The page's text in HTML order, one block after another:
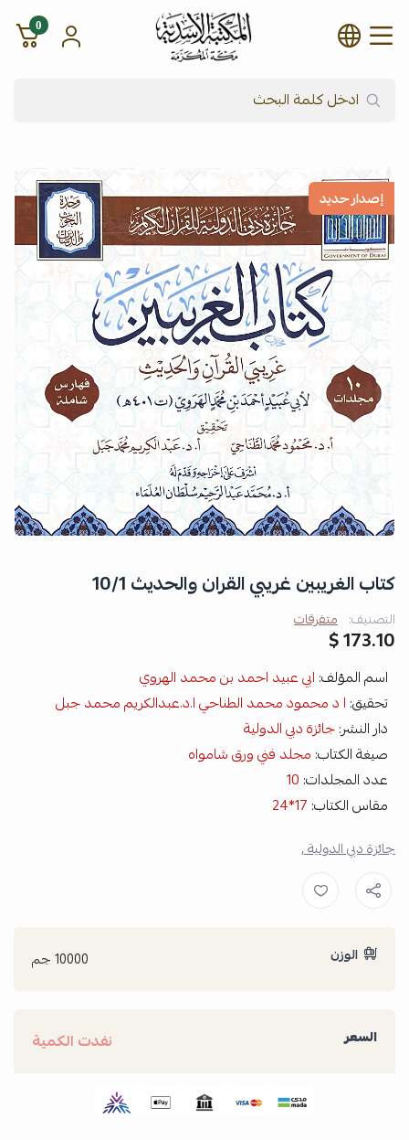
شركة المكتبة الأسدية للنشر
0
إصدار حديد
كتاب الغريبين غريبي القران والحديث 10/1
التصنيف: متفرقات
173.10 $
اسم المؤلف: ابي عبيد احمد بن محمد الهروي
تحقيق: ا د محمود محمد الطناحي ا.د.عبدالكريم محمد جبل
دار النشر:جائزة دبي الدولية
صيغة الكتاب: مجلد فني ورق شامواه
عدد المجلدات:
مقاس الكتاب:
جائزة دبي الدولية ,
الوزن 10000 جم
السعر نفدت الكمية